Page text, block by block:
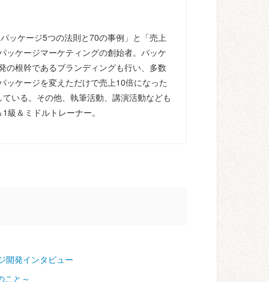
ッケージ5つの法則と70の事例」と「売上
ッケージマーケティングの創始者。パッケ
の根幹であるブランディングも行い、多数
ッケージを変えただけで売上10倍になった
いる。その他、執筆活動、講演活動なども
級＆ミドルトレーナー。
開発インタビュー
こと～